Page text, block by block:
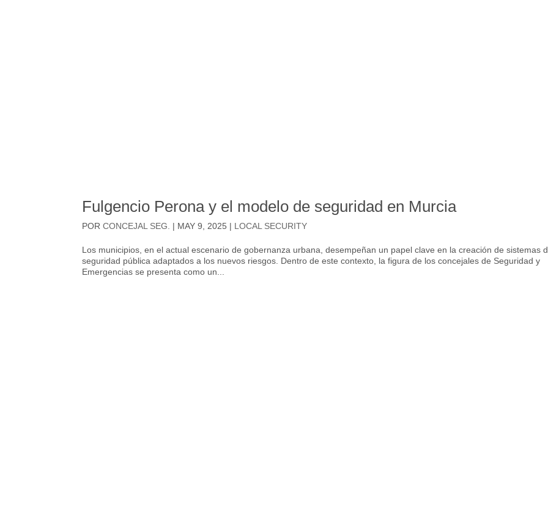
Fulgencio Perona y el modelo de seguridad en Murcia
PORCONCEJAL SEG. | MAY 9, 2025 | LOCAL SECURITY
Los municipios, en el actual escenario de gobernanza urbana, desempeñan un papel clave en la creación de sistemas
seguridad pública adaptados a los nuevos riesgos. Dentro de este contexto, la figura de los concejales de Seguridad y
Emergencias se presenta como un...